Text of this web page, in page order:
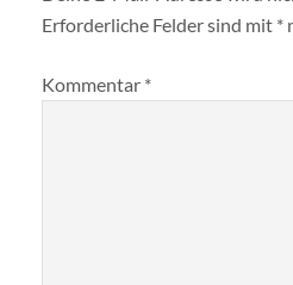
Erforderliche Felder sind mit *
Kommentar *